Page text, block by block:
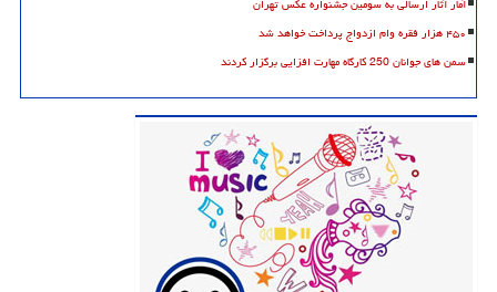
آمار آثار ارسالی به سومین جشنواره عکس تهران
۴۵۰ هزار فقره وام ازدواج پرداخت خواهد شد
سمن های جوانان 250 کارگاه مهارت افزایی برگزار کردند